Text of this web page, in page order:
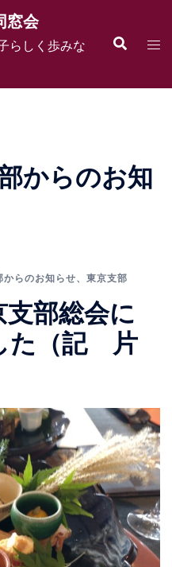
窓会
らしく歩みな
検
索
ト
ル
ー
からのお知
からのお知らせ、 東京支部
支部総会に
た（記 片